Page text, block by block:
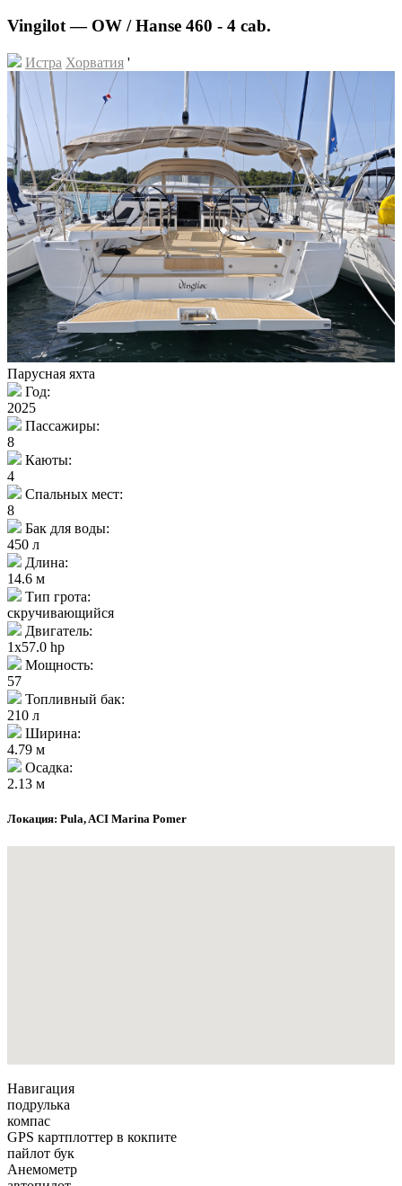
Vingilot — OW / Hanse 460 - 4 cab.
Истра Хорватия '
Парусная яхта
Год:
2025
Пассажиры:
8
Каюты:
4
Спальных мест:
8
Бак для воды:
450 л
Длина:
14.6 м
Тип грота:
скручивающийся
Двигатель:
1x57.0 hp
Мощность:
57
Топливный бак:
210 л
Ширина:
4.79 м
Осадка:
2.13 м
Локация: Pula, ACI Marina Pomer
Навигация
подрулька
компас
GPS картплоттер в кокпите
пайлот бук
Анемометр